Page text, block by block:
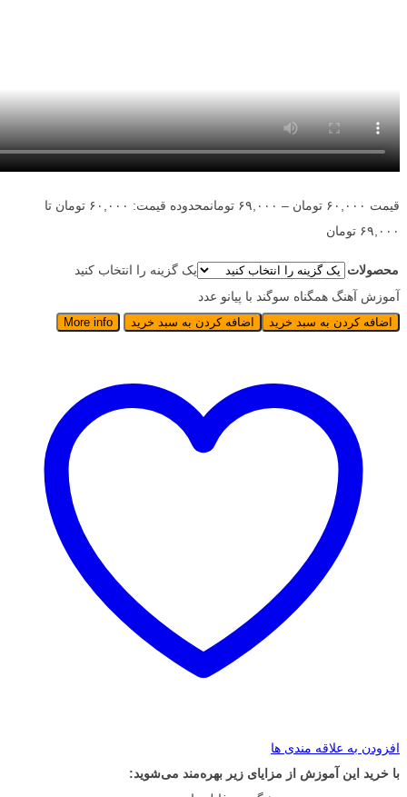
قیمت ۶۰,۰۰۰ تومان – ۶۹,۰۰۰ تومان
محدوده قیمت: ۶۰,۰۰۰ تومان تا
۶۹,۰۰۰ تومان
محصولات
یک گزینه را انتخاب کنید
آموزش آهنگ همگناه سوگند با پیانو عدد
اضافه کردن به سبد خرید اضافه کردن به سبد خرید More info
افزودن به علاقه مندی ها
با خرید این آموزش از مزایای زیر بهره‌مند می‌شوید: